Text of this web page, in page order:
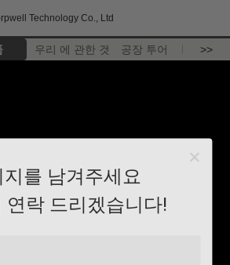
Technology Co., Ltd
우리 에 관한 것 공장 투어 >>
지를 남겨주세요
연락 드리겠습니다!